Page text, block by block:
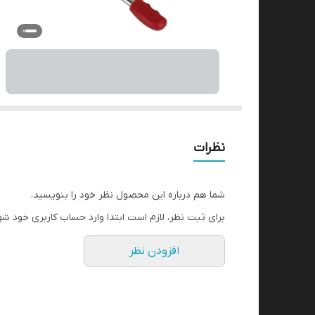
نظرات
شما هم درباره این محصول نظر خود را بنویسید.
برای ثبت نظر، لازم است ابتدا وارد حساب کاربری خود
افزودن نظر